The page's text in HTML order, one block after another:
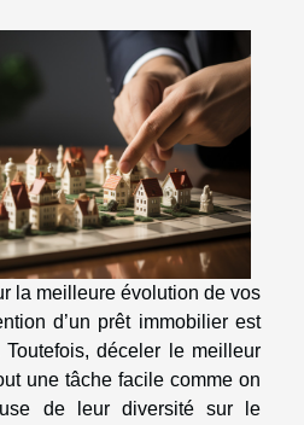
la meilleure évolution de vos
d’un prêt immobilier est
déceler le meilleur
une tâche facile comme on
de leur diversité sur le